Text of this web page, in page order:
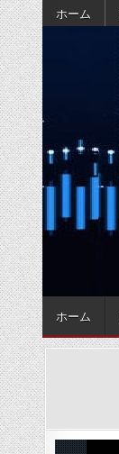
Skip
to
content
ホーム
ホーム